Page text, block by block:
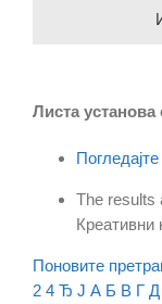
Листа установа
The results
Креативни
Поновите
2 4 Ђ Ј А Б В Г Д